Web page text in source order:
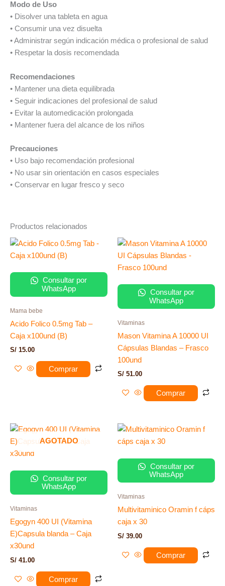
Modo de Uso
• Disolver una tableta en agua
• Consumir una vez disuelta
• Administrar según indicación médica o profesional de salud
• Respetar la dosis recomendada
Recomendaciones
• Mantener una dieta equilibrada
• Seguir indicaciones del profesional de salud
• Evitar la automedicación prolongada
• Mantener fuera del alcance de los niños
Precauciones
• Uso bajo recomendación profesional
• No usar sin orientación en casos especiales
• Conservar en lugar fresco y seco
Productos relacionados
Consultar por
WhatsApp
Mama bebe
Acido Folico 0.5mg Tab –
Caja x100und (B)
S/ 15.00
Comprar
Consultar por
WhatsApp
Vitaminas
Mason Vitamina A 10000 UI
Cápsulas Blandas – Frasco
100und
S/ 51.00
Comprar
AGOTADO
Consultar por
WhatsApp
Vitaminas
Egogyn 400 UI (Vitamina
E)Capsula blanda – Caja
x30und
S/ 41.00
Comprar
Consultar por
WhatsApp
Vitaminas
Multivitaminico Oramin f cáps
caja x 30
S/ 39.00
Comprar